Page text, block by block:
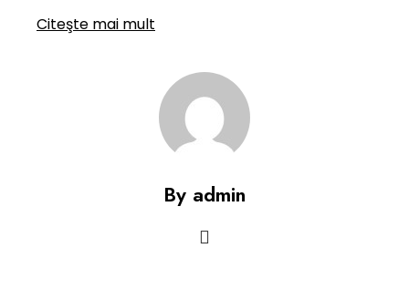
Citeşte mai mult
By admin